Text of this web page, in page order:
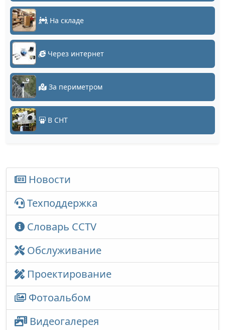
На складе
Через интернет
За периметром
В СНТ
Новости
Техподдержка
Словарь CCTV
Обслуживание
Проектирование
Фотоальбом
Видеогалерея